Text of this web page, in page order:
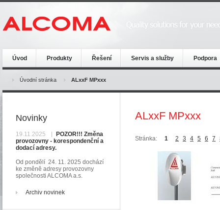
Úvod Produkty Řešení Servis a služby Podpora
Úvodní stránka ALxxF MPxxx
ALxxF MPxxx
Stránka: 1 2 3 4 5 6 7
Novinky
19.11.2025
POZOR!!! Změna
provozovny - korespondenční a
dodací adresy.
Od pondělí 24. 11. 2025 dochází
ke změně adresy provozovny
společnosti ALCOMA a.s.
Archiv novinek